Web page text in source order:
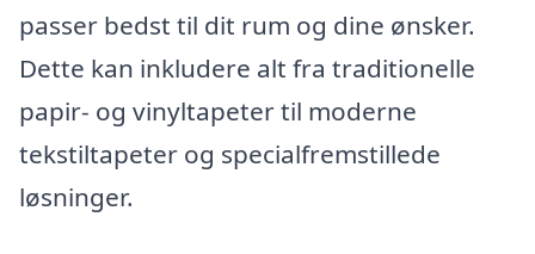
passer bedst til dit rum og dine ønsker.
Dette kan inkludere alt fra traditionelle
papir- og vinyltapeter til moderne
tekstiltapeter og specialfremstillede
løsninger.